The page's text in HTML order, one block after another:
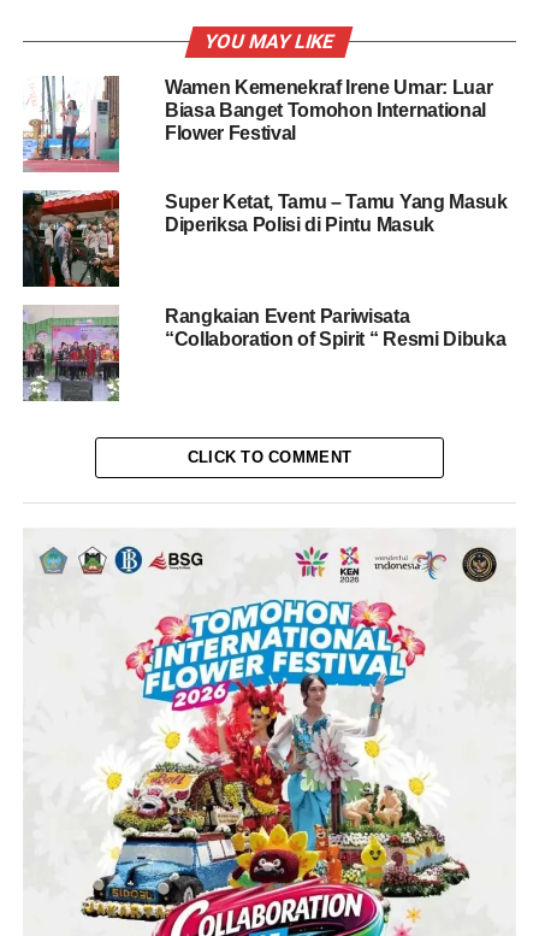
YOU MAY LIKE
Wamen Kemenekraf Irene Umar: Luar
Biasa Banget Tomohon International
Flower Festival
Super Ketat, Tamu – Tamu Yang Masuk
Diperiksa Polisi di Pintu Masuk
Rangkaian Event Pariwisata
“Collaboration of Spirit “ Resmi Dibuka
CLICK TO COMMENT